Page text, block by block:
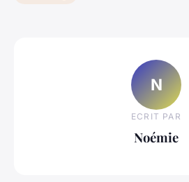
N
ECRIT PAR
Noémie